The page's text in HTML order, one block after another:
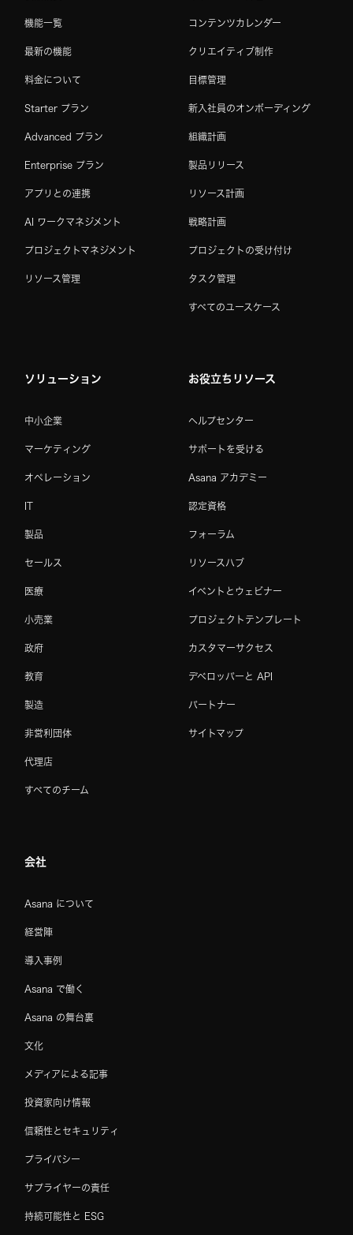
機能一覧
最新の機能
料金について
Starter プラン
Advanced プラン
Enterprise プラン
アプリとの連携
AI ワークマネジメント
プロジェクトマネジメント
リソース管理
コンテンツカレンダー
クリエイティブ制作
目標管理
新入社員のオンボーディング
組織計画
製品リリース
リソース計画
戦略計画
プロジェクトの受け付け
タスク管理
すべてのユースケース
ソリューション
中小企業
マーケティング
オペレーション
IT
製品
セールス
医療
小売業
政府
教育
製造
非営利団体
代理店
すべてのチーム
お役立ちリソース
ヘルプセンター
サポートを受ける
Asana アカデミー
認定資格
フォーラム
リソースハブ
イベントとウェビナー
プロジェクトテンプレート
カスタマーサクセス
デベロッパーと API
パートナー
サイトマップ
会社
Asana について
経営陣
導入事例
Asana で働く
Asana の舞台裏
文化
メディアによる記事
投資家向け情報
信頼性とセキュリティ
プライバシー
サプライヤーの責任
持続可能性と ESG